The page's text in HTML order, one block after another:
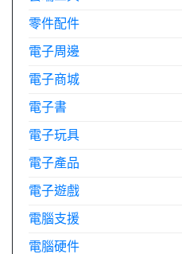
零件配件
電子周邊
電子商城
電子書
電子玩具
電子產品
電子遊戲
電腦支援
電腦硬件